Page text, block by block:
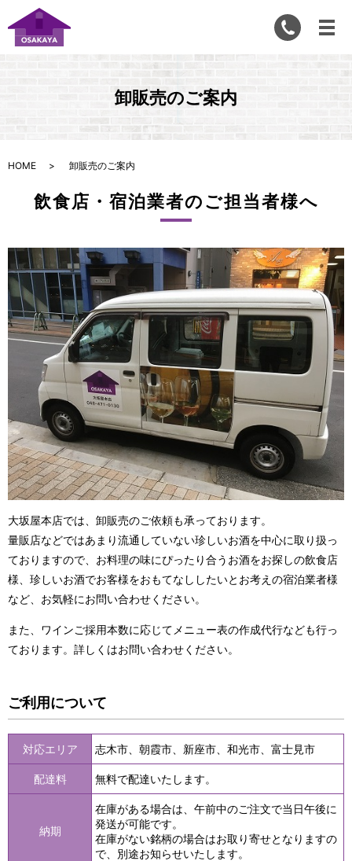
卸販売のご案内
HOME 卸販売のご案内
飲食店・宿泊業者のご担当者様へ
大坂屋本店では、卸販売のご依頼も承っております。
量販店などではあまり流通していない珍しいお酒を中心に取り扱っ
ておりますので、お料理の味にぴったり合うお酒をお探しの飲食店
様、珍しいお酒でお客様をおもてなししたいとお考えの宿泊業者様
など、お気軽にお問い合わせください。
また、ワインご採用本数に応じてメニュー表の作成代行なども行っ
ております。詳しくはお問い合わせください。
ご利用について
対応エリア 志木市、朝霞市、新座市、和光市、富士見市
配達料 無料で配達いたします。
納期
在庫がある場合は、午前中のご注文で当日午後に
発送が可能です。
在庫がない銘柄の場合はお取り寄せとなりますの
で、別途お知らせいたします。